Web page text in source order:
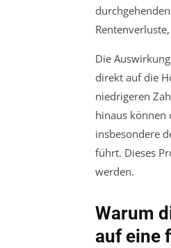
Die
direkt auf die
niedrigeren
hinaus können
insbesondere
führt. Dieses
werden.
Warum
auf eine